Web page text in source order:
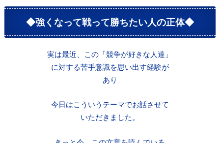
◆強くなって戦って勝ちたい人の正体◆
実は最近、この「競争が好きな人達」
に対する苦手意識を思い出す経験が
あり
今日はこういうテーマでお話させて
いただきました。